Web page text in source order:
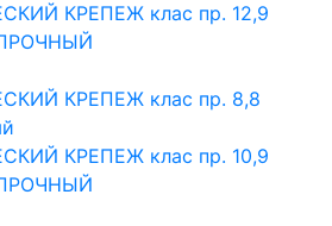
КРЕПЕЖ клас пр. 12,9
КРЕПЕЖ клас пр. 8,8
КРЕПЕЖ клас пр. 10,9